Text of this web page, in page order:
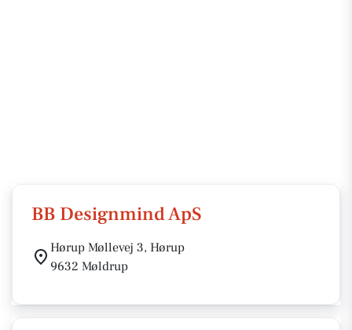
BB Designmind ApS
Hørup Møllevej 3, Hørup
9632 Møldrup